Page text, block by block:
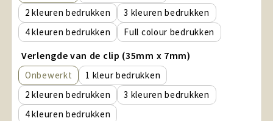
2
3
4
Full colour
Verlengde van de clip (35mm x 7mm)
Onbewerkt
1
2
3
4